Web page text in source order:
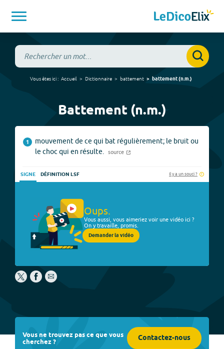
Vous êtes ici : Accueil Dictionnaire battement battement(n.m.)
Battement (n.m.)
1
mouvement de ce qui bat régulièrement; le bruit ou
le choc qui en résulte.
source
SIGNE DÉFINITION LSF Il y a un souci ?
Oups.
Vous aussi, vous aimeriez voir une vidéo ici ?
On y travaille, promis.
Demander la vidéo
Vous ne trouvez pas ce que vous
cherchez ? Contactez-nous